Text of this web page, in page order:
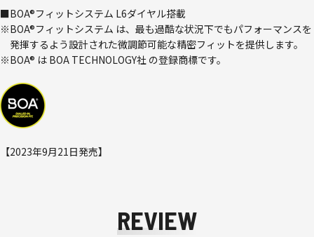
■BOA®フィットシステム L6ダイヤル搭載
※BOA®フィットシステム は、最も過酷な状況下でもパフォーマンスを
発揮するよう設計された微調節可能な精密フィットを提供します。
※BOA® は BOA TECHNOLOGY社 の登録商標です。
【2023年9月21日発売】
REVIEW